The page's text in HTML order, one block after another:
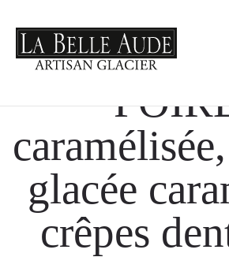
glacée
crêpes